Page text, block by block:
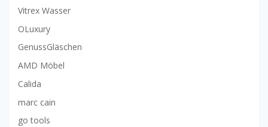
Vitrex Wasser
OLuxury
GenussGläschen
AMD Möbel
Calida
marc cain
go tools